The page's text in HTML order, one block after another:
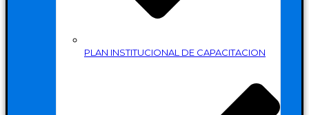
PLAN INSTITUCIONAL DE CAPACITACION